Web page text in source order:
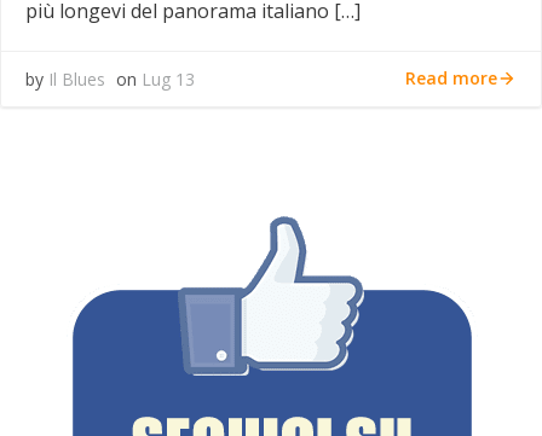
più longevi del panorama italiano […]
by Il Blues on Lug 13 Read more